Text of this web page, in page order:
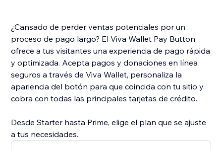
¿Cansado de perder ventas potenciales por un
proceso de pago largo? El Viva Wallet Pay Button
ofrece a tus visitantes una experiencia de pago rápida
y optimizada. Acepta pagos y donaciones en línea
seguros a través de Viva Wallet, personaliza la
apariencia del botón para que coincida con tu sitio y
cobra con todas las principales tarjetas de crédito.
Desde Starter hasta Prime, elige el plan que se ajuste
a tus necesidades.